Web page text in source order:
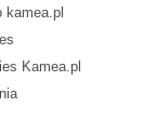
kamea.pl
Kamea.pl